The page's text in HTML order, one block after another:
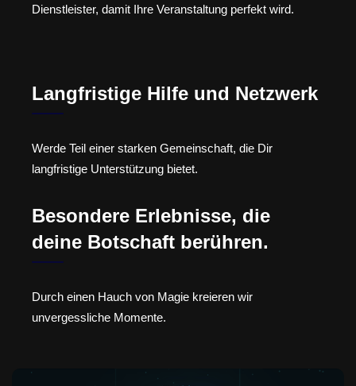
Dienstleister, damit Ihre Veranstaltung perfekt wird.
Langfristige Hilfe und Netzwerk
Werde Teil einer starken Gemeinschaft, die Dir
langfristige Unterstützung bietet.
Besondere Erlebnisse, die
deine Botschaft berühren.
Durch einen Hauch von Magie kreieren wir
unvergessliche Momente.